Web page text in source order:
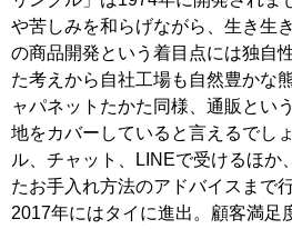
や苦しみを和らげながら、生き生
の商品開発という着目点には独自
た考えから自社工場も自然豊かな
ャパネットたかた同様、通販とい
地をカバーしていると言えるでし
ル、チャット、LINEで受けるほか
たお手入れ方法のアドバイスまで
2017年にはタイに進出。顧客満足